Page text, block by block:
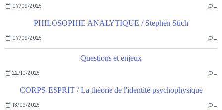
07/09/2025 …
PHILOSOPHIE ANALYTIQUE / Stephen Stich
07/09/2025 …
Questions et enjeux
22/10/2025 …
CORPS-ESPRIT / La théorie de l'identité psychophysique
13/09/2025 …